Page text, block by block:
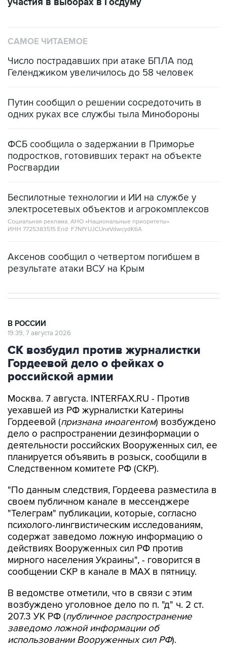
САМОЕ ЧИТАЕМОЕ
Число пострадавших при атаке БПЛА под
Геленджиком увеличилось до 58 человек
Путин сообщил о решении сосредоточить в
одних руках все службы тыла Минобороны
ФСБ сообщила о задержании в Приморье
подростков, готовивших теракт на объекте
Росгвардии
Беспилотные технологии и ИИ на службе у
электросетевых объектов и агрокомплексов
Социальная реклама, АНО «Национальные приоритеты».
ИНН 7725383515 Erid: F7NfYUJCUneVdwcydK6A
Аксенов сообщил о четвертом погибшем в
результате атаки ВСУ на Крым
В РОССИИ
19:39, 7 августа 2026
СК возбудил против журналистки
Гордеевой дело о фейках о
российской армии
Москва. 7 августа. INTERFAX.RU - Против
уехавшей из РФ журналистки Катерины
Гордеевой (признана иноагентом) возбуждено
дело о распространении дезинформации о
деятельности российских Вооруженных сил, ее
планируется объявить в розыск, сообщили в
Следственном комитете РФ (СКР).
"По данным следствия, Гордеева разместила в
своем публичном канале в мессенджере
"Телеграм" публикации, которые, согласно
психолого-лингвистическим исследованиям,
содержат заведомо ложную информацию о
действиях Вооруженных сил РФ против
мирного населения Украины", - говорится в
сообщении СКР в канале в MAX в пятницу.
В ведомстве отметили, что в связи с этим
возбуждено уголовное дело по п. "д" ч. 2 ст.
207.3 УК РФ (публичное распространение
заведомо ложной информации об
использовании Вооруженных сил РФ).